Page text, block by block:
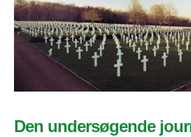
Den undersøgende